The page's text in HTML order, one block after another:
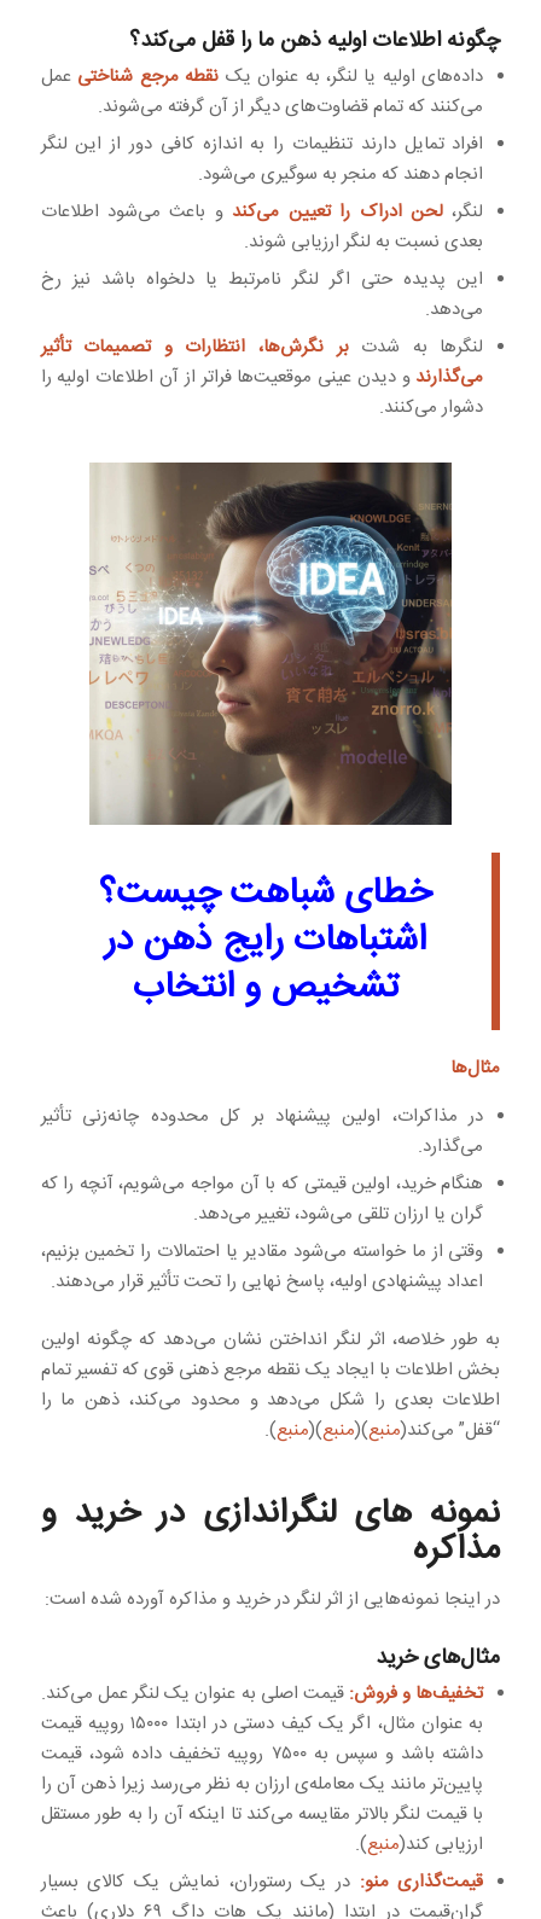
چگونه اطلاعات اولیه ذهن ما را قفل می‌کند؟
داده‌های اولیه یا لنگر، به عنوان یک نقطه مرجع شناختی عمل
می‌کنند که تمام قضاوت‌های دیگر از آن گرفته می‌شوند.
افراد تمایل دارند تنظیمات را به اندازه کافی دور از این لنگر
انجام دهند که منجر به سوگیری می‌شود.
لنگر،لحن ادراک را تعیین می‌کند و باعث می‌شود اطلاعات
بعدی نسبت به لنگر ارزیابی شوند.
این پدیده حتی اگر لنگر نامرتبط یا دلخواه باشد نیز رخ
می‌دهد.
لنگرها به شدت بر نگرش‌ها، انتظارات و تصمیمات تأثیر
می‌گذارند و دیدن عینی موقعیت‌ها فراتر از آن اطلاعات اولیه را
دشوار می‌کنند.
خطای شباهت چیست؟
اشتباهات رایج ذهن در
تشخیص و انتخاب
مثال‌ها
در مذاکرات، اولین پیشنهاد بر کل محدوده چانه‌زنی تأثیر
می‌گذارد.
هنگام خرید، اولین قیمتی که با آن مواجه می‌شویم، آنچه را که
گران یا ارزان تلقی می‌شود، تغییر می‌دهد.
وقتی از ما خواسته می‌شود مقادیر یا احتمالات را تخمین بزنیم،
اعداد پیشنهادی اولیه، پاسخ نهایی را تحت تأثیر قرار می‌دهند.
به طور خلاصه، اثر لنگر انداختن نشان می‌دهد که چگونه اولین
بخش اطلاعات با ایجاد یک نقطه مرجع ذهنی قوی که تفسیر تمام
اطلاعات بعدی را شکل می‌دهد و محدود می‌کند، ذهن ما را
“قفل” می‌کند(منبع)(منبع)(منبع).
نمونه های لنگراندازی در خرید و
مذاکره
در اینجا نمونه‌هایی از اثر لنگر در خرید و مذاکره آورده شده است:
مثال‌های خرید
تخفیف‌ها و فروش: قیمت اصلی به عنوان یک لنگر عمل می‌کند.
به عنوان مثال، اگر یک کیف دستی در ابتدا ۱۵۰۰۰ روپیه قیمت
داشته باشد و سپس به ۷۵۰۰ روپیه تخفیف داده شود، قیمت
پایین‌تر مانند یک معامله‌ی ارزان به نظر می‌رسد زیرا ذهن آن را
با قیمت لنگر بالاتر مقایسه می‌کند تا اینکه آن را به طور مستقل
ارزیابی کند(منبع).
قیمت‌گذاری منو: در یک رستوران، نمایش یک کالای بسیار
گران‌قیمت در ابتدا (مانند یک هات داگ ۶۹ دلاری) باعث